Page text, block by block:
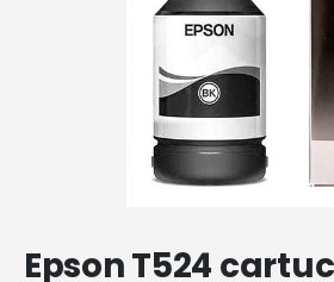
Epson T524